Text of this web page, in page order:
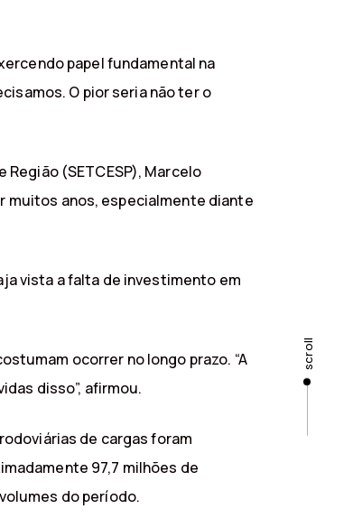
scroll
papel fundamental na
O pior seria não ter o
(SETCESP), Marcelo
muitos anos, especialmente diante
vista a falta de investimento em
ocorrer no longo prazo. “A
disso”, afirmou.
de cargas foram
97,7 milhões de
do período.